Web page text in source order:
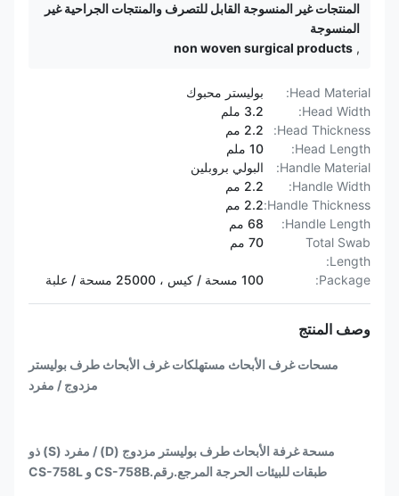
المنتجات غير المنسوجة القابل للتصرف والمنتجات الجراحية غير
المنسوجة
,
non woven surgical products
Head Material:
بوليستر محبوك
Head Width:
3.2 ملم
Head Thickness:
2.2 مم
Head Length:
10 ملم
Handle Material:
البولي بروبلين
Handle Width:
2.2 مم
Handle Thickness: 2.2 مم
Handle Length:
68 مم
Total Swab
Length:
70 مم
Package: 100 مسحة / كيس ، 25000 مسحة / علبة
وصف المنتج
مسحات غرف الأبحاث مستهلكات غرف الأبحاث طرف بوليستر
مزدوج / مفرد
مسحة غرفة الأبحاث طرف بوليستر مزدوج (D) / مفرد (S) ذو
طبقات للبيئات الحرجة المرجع.رقم.CS-758B و CS-758L